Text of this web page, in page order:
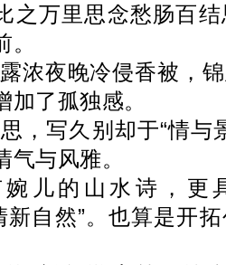
之万里思念愁肠百
浓夜晚冷侵香被，
加了孤独感。
，写久别却于“情与
气与风雅。
婉儿的山水诗，更
新自然”。 也算是开